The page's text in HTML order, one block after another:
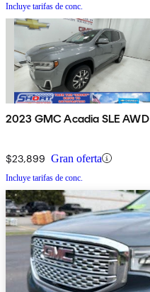
Incluye tarifas de conc.
2023 GMC Acadia SLE AWD
$23,899 Gran oferta
Incluye tarifas de conc.